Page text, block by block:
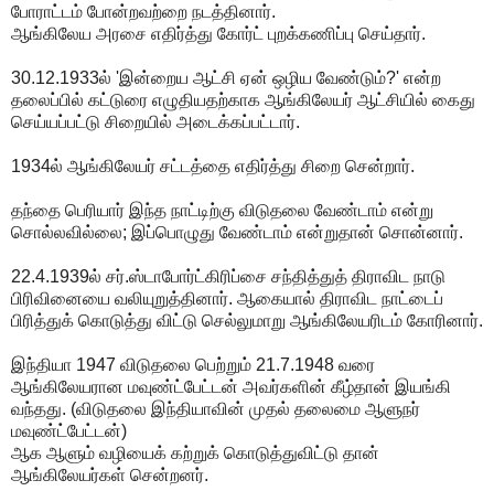
போராட்டம் போன்றவற்றை நடத்தினார்.
ஆங்கிலேய அரசை எதிர்த்து கோர்ட் புறக்கணிப்பு செய்தார்.
30.12.1933ல் 'இன்றைய ஆட்சி ஏன் ஒழிய வேண்டும்?' என்ற
தலைப்பில் கட்டுரை எழுதியதற்காக ஆங்கிலேயர் ஆட்சியில் கைது
செய்யப்பட்டு சிறையில் அடைக்கப்பட்டார்.
1934ல் ஆங்கிலேயர் சட்டத்தை எதிர்த்து சிறை சென்றார்.
தந்தை பெரியார் இந்த நாட்டிற்கு விடுதலை வேண்டாம் என்று
சொல்லவில்லை; இப்பொழுது வேண்டாம் என்றுதான் சொன்னார்.
22.4.1939ல் சர்.ஸ்டாபோர்ட்கிரிப்சை சந்தித்துத் திராவிட நாடு
பிரிவினையை வலியுறுத்தினார். ஆகையால் திராவிட நாட்டைப்
பிரித்துக் கொடுத்து விட்டு செல்லுமாறு ஆங்கிலேயரிடம் கோரினார்.
இந்தியா 1947 விடுதலை பெற்றும் 21.7.1948 வரை
ஆங்கிலேயரான மவுண்ட்பேட்டன் அவர்களின் கீழ்தான் இயங்கி
வந்தது. (விடுதலை இந்தியாவின் முதல் தலைமை ஆளுநர்
மவுண்ட்பேட்டன்)
ஆக ஆளும் வழியைக் கற்றுக் கொடுத்துவிட்டு தான்
ஆங்கிலேயர்கள் சென்றனர்.